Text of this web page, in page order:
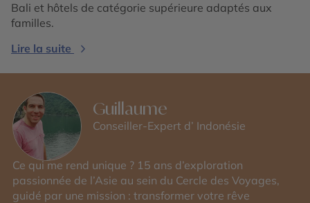
Bali et hôtels de catégorie supérieure adaptés aux
familles.
Lire la suite
Guillaume
Conseiller-Expert d’ Indonésie
Ce qui me rend unique ? 15 ans d’exploration
passionnée de l’Asie au sein du Cercle des Voyages,
guidé par une mission : transformer votre rêve